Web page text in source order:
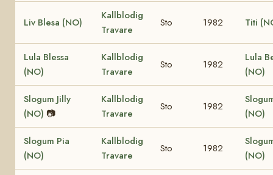
Liv Blesa (NO)
Kallblodig
Travare
Sto 1982 Titi
Lula Blessa
(NO)
Kallblodig
Travare
Sto 1982
Lula
(NO)
Slogum Jilly
(NO) 📷
Kallblodig
Travare
Sto 1982
(NO)
Slogum Pia
(NO)
Kallblodig
Travare
Sto 1982
(NO)